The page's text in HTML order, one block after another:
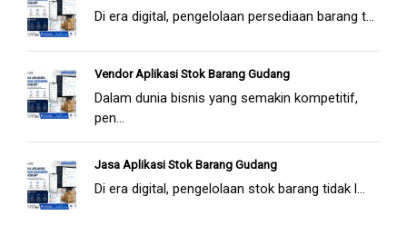
Di era digital, pengelolaan persediaan barang t...
Vendor Aplikasi Stok Barang Gudang
Dalam dunia bisnis yang semakin kompetitif,
pen...
Jasa Aplikasi Stok Barang Gudang
Di era digital, pengelolaan stok barang tidak l...